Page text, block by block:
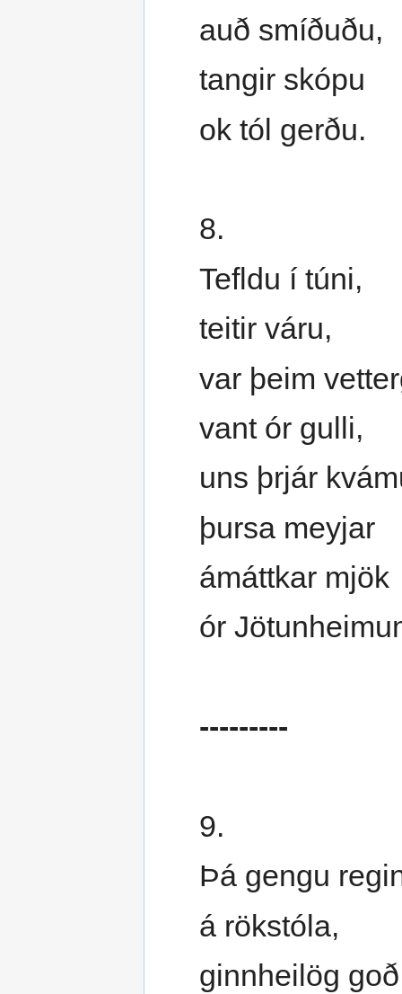
auð smíðuðu,
tangir skópu
ok tól gerðu.
8.
Tefldu í túni,
teitir váru,
var þeim
vant ór gulli,
uns þrjár
þursa meyjar
ámáttkar mjök
ór
---------
9.
Þá gengu
á rökstóla,
ginnheilög